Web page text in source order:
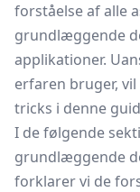
forståelse af alle
grundlæggende
applikationer.
erfaren bruger,
tricks i denne
I de følgende
grundlæggende
forklarer vi de